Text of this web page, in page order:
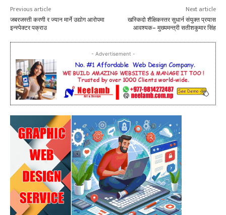
Previous article
जबरजस्ती करणी र ज्यान मार्ने उद्योग आरोपमा
इन्स्पेक्टर पक्राउ
Next article
खस्किदो शैक्षिकस्तर सुधार्न संयुक्त प्रयास
आवश्यक– मुख्यमन्त्री सतीशकुमार सिंह
- Advertisement -